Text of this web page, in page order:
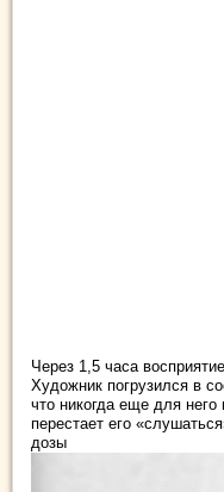
Через 1,5 часа
Художник погрузился в
что никогда еще для
перестает его
дозы